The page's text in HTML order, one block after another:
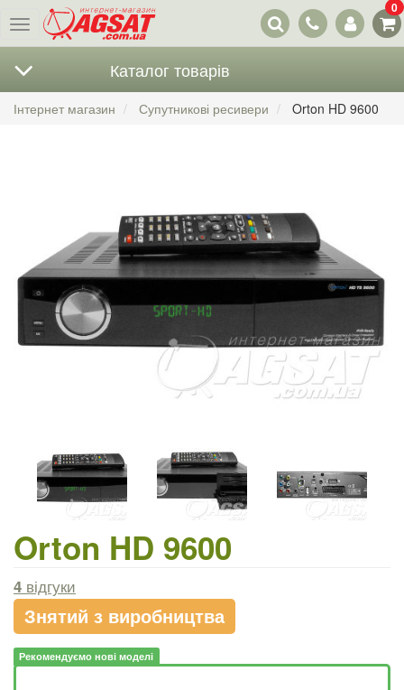
Меню
Наші
контакти
0
Каталог товарів
Інтернет магазин Супутникові ресивери Orton HD 9600
Orton HD 9600
4 відгуки
Знятий з виробництва
Рекомендуємо нові моделі